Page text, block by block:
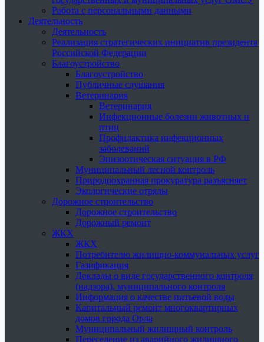
Работа с персональными данными
Деятельность
Деятельность
Реализация стратегических инициатив президента
Российской Федерации
Благоустройство
Благоустройство
Публичные слушания
Ветеринария
Ветеринария
Инфекционные болезни животных и
птиц
Профилактика инфекционных
заболеваний
Эпизоотическая ситуация в РФ
Муниципальный лесной контроль
Природоохранная прокуратура разъясняет
Экологические отряды
Дорожное строительство
Дорожное строительство
Дорожный ремонт
ЖКХ
ЖКХ
Потребителю жилищно-коммунальных услуг
Газификация
Доклады о виде государственного контроля
(надзора), муниципального контроля
Информация о качестве питьевой воды
Капитальный ремонт многоквартирных
домов города Орла
Муниципальный жилищный контроль
Переселение из аварийного жилищного